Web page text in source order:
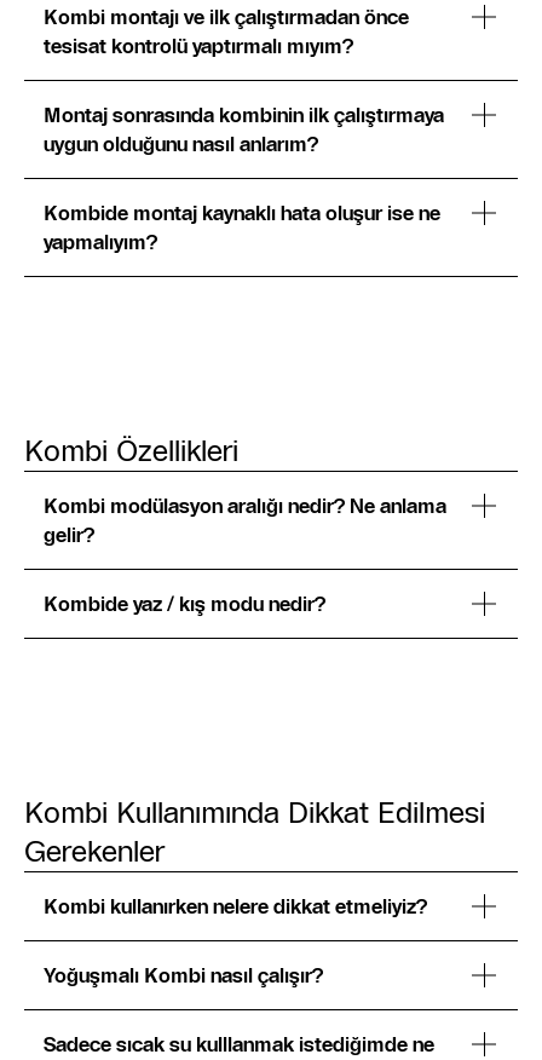
Kombi montajı ve ilk çalıştırmadan önce
tesisat kontrolü yaptırmalı mıyım?
Montaj sonrasında kombinin ilk çalıştırmaya
uygun olduğunu nasıl anlarım?
Kombide montaj kaynaklı hata oluşur ise ne
yapmalıyım?
Kombi Özellikleri
Kombi modülasyon aralığı nedir? Ne anlama
gelir?
Kombide yaz / kış modu nedir?
Kombi Kullanımında Dikkat Edilmesi
Gerekenler
Kombi kullanırken nelere dikkat etmeliyiz?
Yoğuşmalı Kombi nasıl çalışır?
Sadece sıcak su kulllanmak istediğimde ne